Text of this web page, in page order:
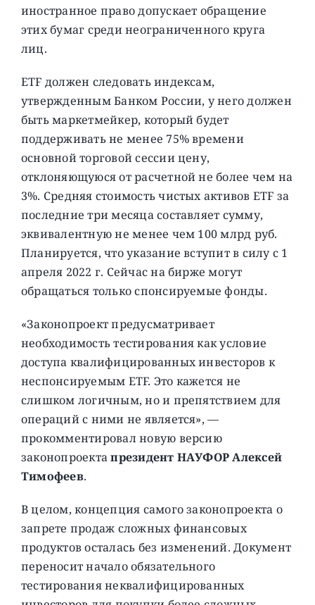
иностранное право допускает обращение
этих бумаг среди неограниченного круга
лиц.
ETF должен следовать индексам,
утвержденным Банком России, у него должен
быть маркетмейкер, который будет
поддерживать не менее 75% времени
основной торговой сессии цену,
отклоняющуюся от расчетной не более чем на
3%. Средняя стоимость чистых активов ETF за
последние три месяца составляет сумму,
эквивалентную не менее чем 100 млрд руб.
Планируется, что указание вступит в силу с 1
апреля 2022 г. Сейчас на бирже могут
обращаться только спонсируемые фонды.
«Законопроект предусматривает
необходимость тестирования как условие
доступа квалифицированных инвесторов к
неспонсируемым ETF. Это кажется не
слишком логичным, но и препятствием для
операций с ними не является», —
прокомментировал новую версию
законопроектапрезидент НАУФОР Алексей
Тимофеев.
В целом, концепция самого законопроекта о
запрете продаж сложных финансовых
продуктов осталась без изменений. Документ
переносит начало обязательного
тестирования неквалифицированных